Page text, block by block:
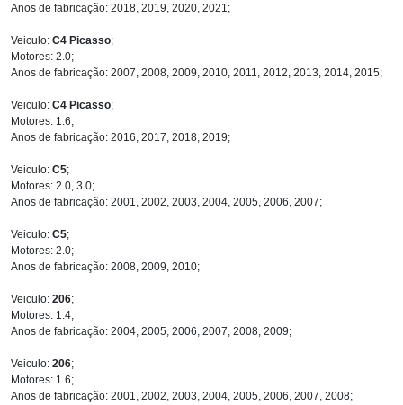
Anos de fabricação: 2018, 2019, 2020, 2021;
Veiculo: C4 Picasso;
Motores: 2.0;
Anos de fabricação: 2007, 2008, 2009, 2010, 2011, 2012, 2013, 2014, 2015;
Veiculo: C4 Picasso;
Motores: 1.6;
Anos de fabricação: 2016, 2017, 2018, 2019;
Veiculo: C5;
Motores: 2.0, 3.0;
Anos de fabricação: 2001, 2002, 2003, 2004, 2005, 2006, 2007;
Veiculo: C5;
Motores: 2.0;
Anos de fabricação: 2008, 2009, 2010;
Veiculo: 206;
Motores: 1.4;
Anos de fabricação: 2004, 2005, 2006, 2007, 2008, 2009;
Veiculo: 206;
Motores: 1.6;
Anos de fabricação: 2001, 2002, 2003, 2004, 2005, 2006, 2007, 2008;